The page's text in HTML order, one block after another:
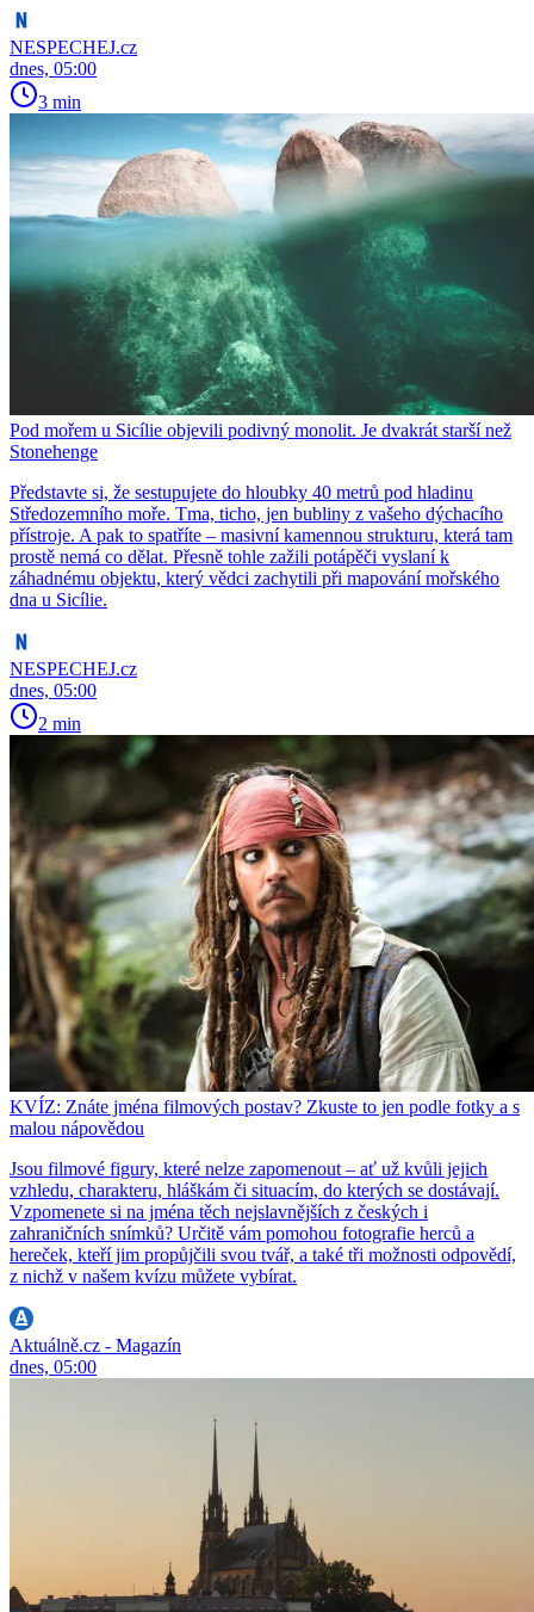
NESPECHEJ.cz
dnes, 05:00
3 min
Pod mořem u Sicílie objevili podivný monolit. Je dvakrát starší než
Stonehenge
Představte si, že sestupujete do hloubky 40 metrů pod hladinu
Středozemního moře. Tma, ticho, jen bubliny z vašeho dýchacího
přístroje. A pak to spatříte – masivní kamennou strukturu, která tam
prostě nemá co dělat. Přesně tohle zažili potápěči vyslaní k
záhadnému objektu, který vědci zachytili při mapování mořského
dna u Sicílie.
NESPECHEJ.cz
dnes, 05:00
2 min
KVÍZ: Znáte jména filmových postav? Zkuste to jen podle fotky a s
malou nápovědou
Jsou filmové figury, které nelze zapomenout – ať už kvůli jejich
vzhledu, charakteru, hláškám či situacím, do kterých se dostávají.
Vzpomenete si na jména těch nejslavnějších z českých i
zahraničních snímků? Určitě vám pomohou fotografie herců a
hereček, kteří jim propůjčili svou tvář, a také tři možnosti odpovědí,
z nichž v našem kvízu můžete vybírat.
Aktuálně.cz - Magazín
dnes, 05:00